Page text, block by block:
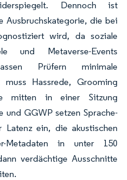
Dennoch ist
Ausbruchskategorie, die bei
wird, da soziale
und Metaverse-Events
Prüfern minimale
muss Hassrede, Grooming
mitten in einer Sitzung
und GGWP setzen Sprache-
Latenz ein, die akustischen
Metadaten in unter 150
verdächtige Ausschnitte